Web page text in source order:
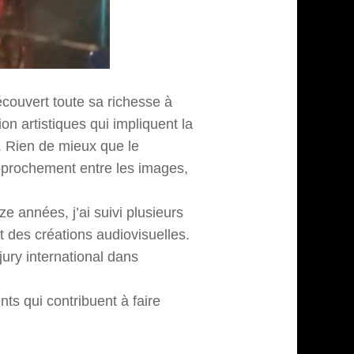
toute sa richesse à
artistiques qui impliquent la
de mieux que le
entre les images,
années, j’ai suivi plusieurs
des créations audiovisuelles.
international dans
qui contribuent à faire